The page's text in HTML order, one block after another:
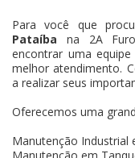
Para você que
Pataíba na 2A
encontrar uma
melhor atendimento.
a realizar seus
Oferecemos uma
Manutenção Industrial
Manutenção em